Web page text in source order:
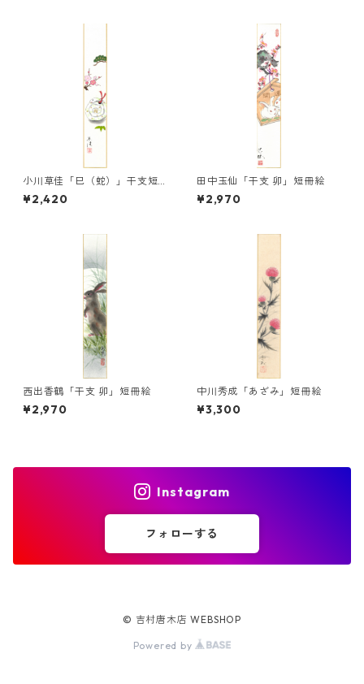
小川草佳「巳（蛇）」干支短
冊絵
¥2,420
田中玉仙「干支 卯」短冊絵
¥2,970
西出香鶴「干支 卯」短冊絵
¥2,970
中川秀成「あざみ」短冊絵
¥3,300
Instagram
フォローする
© 吉村唐木店 WEBSHOP
Powered by